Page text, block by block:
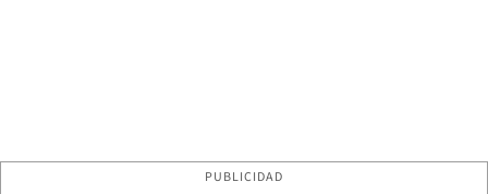
PUBLICIDAD